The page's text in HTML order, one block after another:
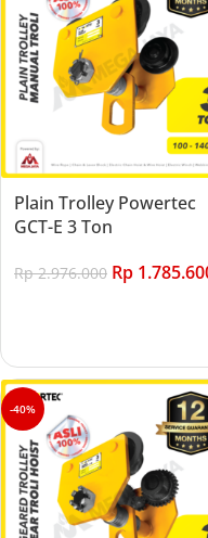
Plain Trolley Powertec
GCT-E 3 Ton
Rp2.976.000 Rp
-40%